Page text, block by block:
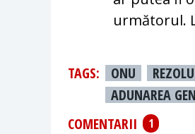
următorul.
TAGS: ONU
ADUNAREA
COMENTARII
1